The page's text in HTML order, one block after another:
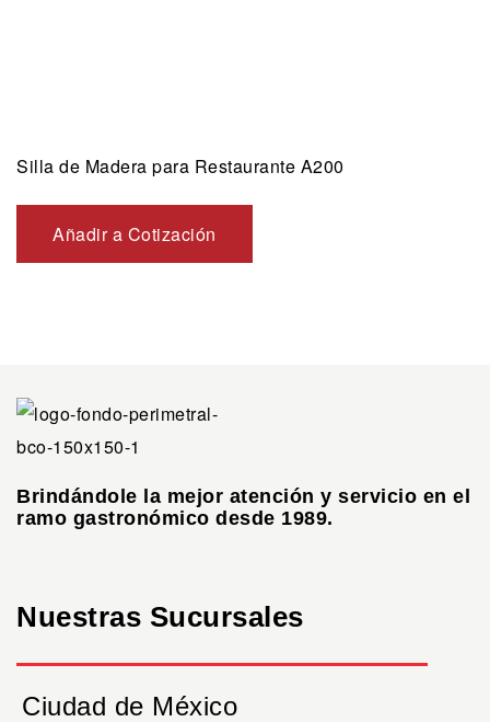
Silla de Madera para Restaurante A200
Añadir a Cotización
Brindándole la mejor atención y servicio en el
ramo gastronómico desde 1989.
Nuestras Sucursales
Ciudad de México